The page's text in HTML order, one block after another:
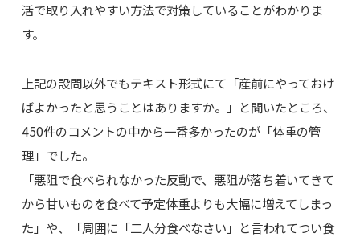
活で取り入れやすい方法で対策していることがわかりま
す。
上記の設問以外でもテキスト形式にて「産前にやっておけ
ばよかったと思うことはありますか。」と聞いたところ、
450件のコメントの中から一番多かったのが「体重の管
理」でした。
「悪阻で食べられなかった反動で、悪阻が落ち着いてきて
から甘いものを食べて予定体重よりも大幅に増えてしまっ
た」や、「周囲に「二人分食べなさい」と言われてつい食